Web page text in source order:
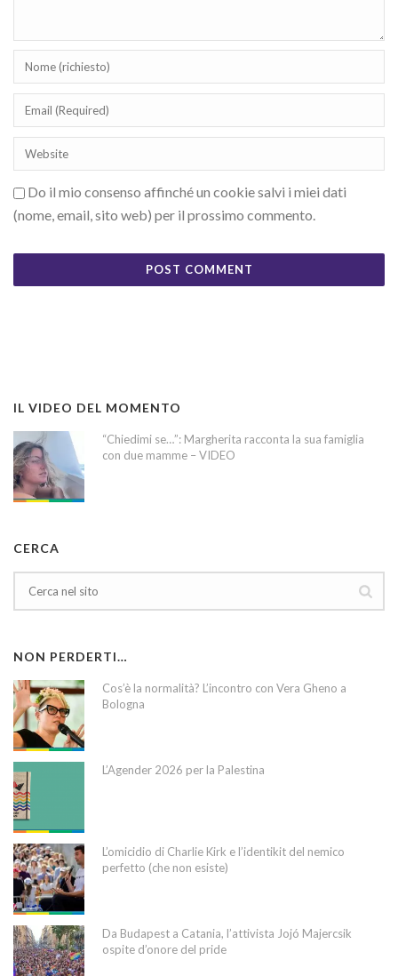
Do il mio consenso affinché un cookie salvi i miei dati
(nome, email, sito web) per il prossimo commento.
IL VIDEO DEL MOMENTO
“Chiedimi se…”: Margherita racconta la sua famiglia
con due mamme – VIDEO
CERCA
NON PERDERTI…
Cos’è la normalità? L’incontro con Vera Gheno a
Bologna
L’Agender 2026 per la Palestina
L’omicidio di Charlie Kirk e l’identikit del nemico
perfetto (che non esiste)
Da Budapest a Catania, l’attivista Jojó Majercsik
ospite d’onore del pride